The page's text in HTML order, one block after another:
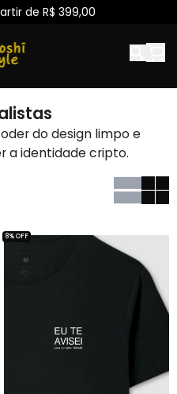
de R$ 399,00
do design limpo e
a identidade cripto.
8% OFF